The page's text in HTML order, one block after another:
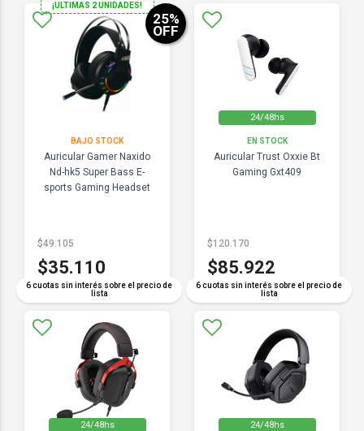
¡ULTIMAS 2 UNIDADES!
BAJO STOCK
Auricular Gamer Naxido
Nd-hk5 Super Bass E-
sports Gaming Headset
6 cuotas sin interés sobre el precio de
lista
25%
OFF
$49.105
$35.110
24/48hs
EN STOCK
Auricular Trust Oxxie Bt
Gaming Gxt409
6 cuotas sin interés sobre el precio de
lista
$120.170
$85.922
24/48hs 24/48hs